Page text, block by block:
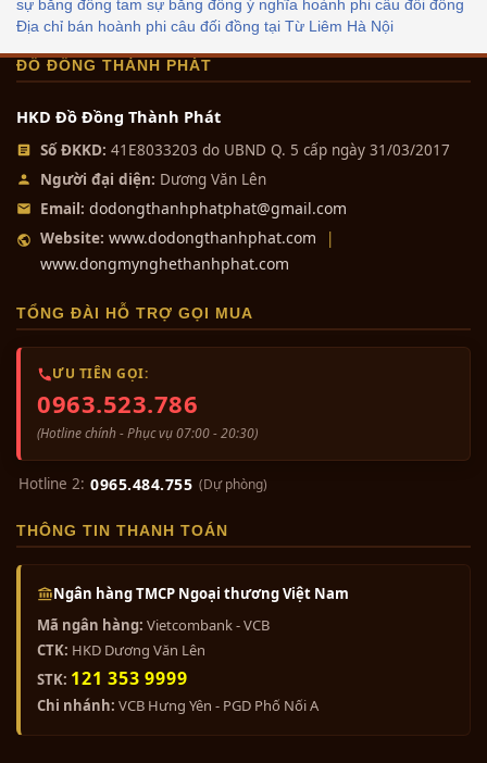
sự bằng đồng tam sự bằng đồng ý nghĩa hoành phi câu đối đồng
Địa chỉ bán hoành phi câu đối đồng tại Từ Liêm Hà Nội
ĐỒ ĐỒNG THÀNH PHÁT
HKD Đồ Đồng Thành Phát
Số ĐKKD: 41E8033203 do UBND Q. 5 cấp ngày 31/03/2017
Người đại diện: Dương Văn Lên
Email: dodongthanhphatphat@gmail.com
Website: www.dodongthanhphat.com |
www.dongmynghethanhphat.com
TỔNG ĐÀI HỖ TRỢ GỌI MUA
ƯU TIÊN GỌI:
0963.523.786
(Hotline chính - Phục vụ 07:00 - 20:30)
Hotline 2: 0965.484.755 (Dự phòng)
THÔNG TIN THANH TOÁN
Ngân hàng TMCP Ngoại thương Việt Nam
Mã ngân hàng: Vietcombank - VCB
CTK: HKD Dương Văn Lên
STK: 121 353 9999
Chi nhánh: VCB Hưng Yên - PGD Phố Nối A